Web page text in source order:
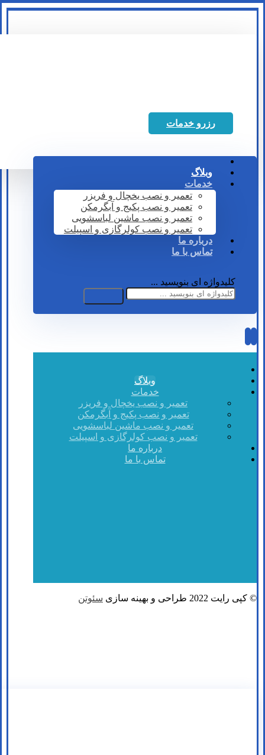
رزرو خدمات
وبلاگ
خدمات
تعمیر و نصب یخچال و فریزر
تعمیر و نصب پکیج و آبگرمکن
تعمیر و نصب ماشین لباسشویی
تعمیر و نصب کولرگازی و اسپیلت
درباره ما
تماس با ما
کلیدواژه ای بنویسید ...
وبلاگ
خدمات
تعمیر و نصب یخچال و فریزر
تعمیر و نصب پکیج و آبگرمکن
تعمیر و نصب ماشین لباسشویی
تعمیر و نصب کولرگازی و اسپیلت
درباره ما
تماس با ما
© کپی رایت 2022 طراحی و بهینه سازی سئوتن